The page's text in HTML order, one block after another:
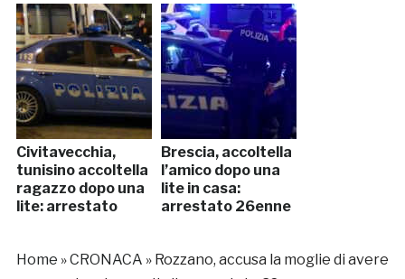
Civitavecchia,
tunisino accoltella
ragazzo dopo una
lite: arrestato
Brescia, accoltella
l’amico dopo una
lite in casa:
arrestato 26enne
Home »CRONACA » Rozzano, accusa la moglie di avere